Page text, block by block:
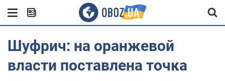
Шуфрич: на оранжевой
власти поставлена точка